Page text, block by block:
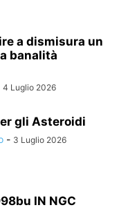
a dismisura un
banalità
4 Luglio 2026
gli Asteroidi
- 3 Luglio 2026
IN NGC